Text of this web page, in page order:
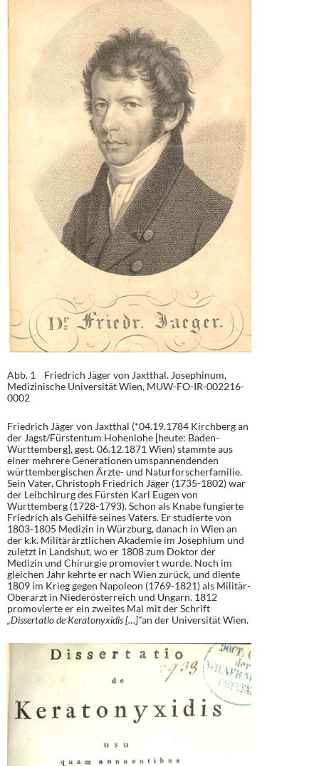
Abb. 1 Friedrich Jäger von Jaxtthal. Josephinum,
Medizinische Universität Wien, MUW-FO-IR-002216-
0002
Friedrich Jäger von Jaxtthal (*04.19.1784 Kirchberg an
der Jagst/Fürstentum Hohenlohe [heute: Baden-
Württemberg], gest. 06.12.1871 Wien) stammte aus
einer mehrere Generationen umspannendenden
württembergischen Ärzte- und Naturforscherfamilie.
Sein Vater, Christoph Friedrich Jäger (1735-1802) war
der Leibchirurg des Fürsten Karl Eugen von
Württemberg (1728-1793). Schon als Knabe fungierte
Friedrich als Gehilfe seines Vaters. Er studierte von
1803-1805 Medizin in Würzburg, danach in Wien an
der k.k. Militärärztlichen Akademie im Josephium und
zuletzt in Landshut, wo er 1808 zum Doktor der
Medizin und Chirurgie promoviert wurde. Noch im
gleichen Jahr kehrte er nach Wien zurück, und diente
1809 im Krieg gegen Napoleon (1769-1821) als Militär-
Oberarzt in Niederösterreich und Ungarn. 1812
promovierte er ein zweites Mal mit der Schrift
„Dissertatio de Keratonyxidis […]“an der Universität Wien.